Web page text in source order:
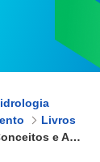
Livros
Livro Hidrogeologia Conceitos e Aplicações